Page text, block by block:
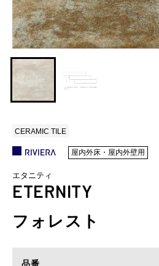
CERAMIC TILE
屋内外床・屋内外壁用
エタニティ
ETERNITY
フォレスト
品番